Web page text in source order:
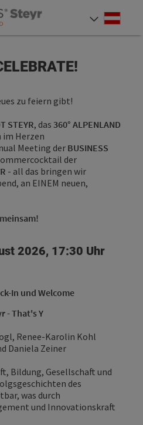
zu feiern gibt!
STEYR, das 360° ALPENLAND
Herzen
Meeting der BUSINESS
der
- all das bringen wir
an EINEM neuen,
2026, 17:30 Uhr
In und Welcome
- That's Y
Renee-Karolin Kohl
Daniela Zeiner
Bildung, Gesellschaft und
des
was durch
und Innovationskraft